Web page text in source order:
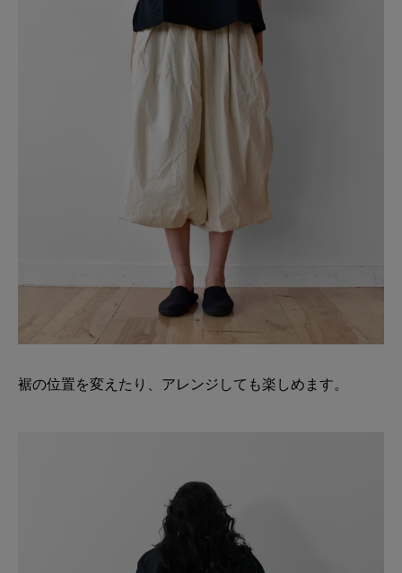
裾の位置を変えたり、アレンジしても楽しめます。